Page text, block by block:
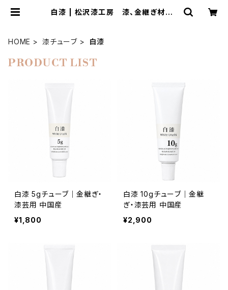
白漆 | 松沢漆工房 漆、金継ぎ材料、
HOME 漆チューブ 白漆
PRODUCT LIST
白漆 5gチューブ｜金継ぎ・
漆芸用 中国産
¥1,800
白漆 10gチューブ｜金継
ぎ・漆芸用 中国産
¥2,900